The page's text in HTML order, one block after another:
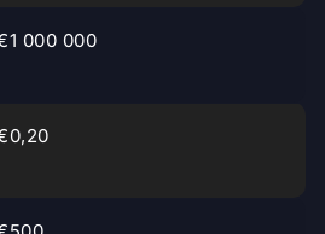
000 000